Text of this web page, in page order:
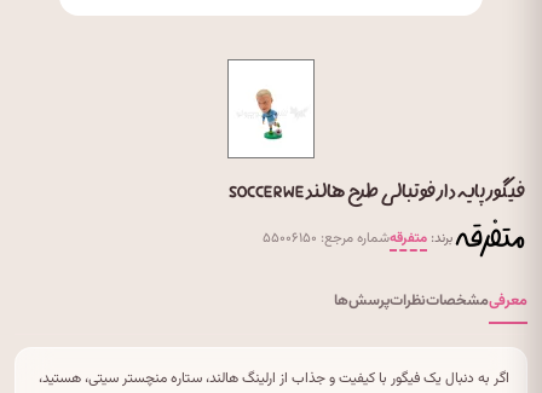
فیگور پایه دار فوتبالی طرح هالند SOCCER WE
برند:متفرقهشماره مرجع: ۵۵۰۰۶۱۵۰
معرفیمشخصاتنظراتپرسش‌ها
اگر به دنبال یک فیگور با کیفیت و جذاب از ارلینگ هالند، ستاره منچستر سیتی، هستید،